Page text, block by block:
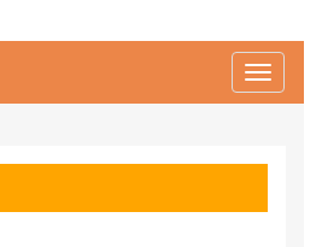
Toggle